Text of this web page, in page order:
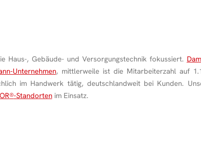
Haus-, Gebäude- und Versorgungstechnik fokussiert.
Unternehmen, mittlerweile ist die Mitarbeiterzahl auf
im Handwerk tätig, deutschlandweit bei Kunden.
®-Standortenim Einsatz.